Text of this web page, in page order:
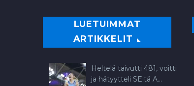
LUETUIMMAT
ARTIKKELIT
Heltelä taivutti 481, voitti
ja hätyytteli SE:tä A...